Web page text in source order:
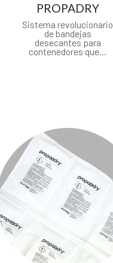
PROPADRY
Sistema revolucionario
de bandejas
desecantes para
contenedores que...